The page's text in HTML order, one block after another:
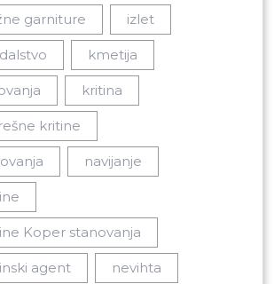
garniture izlet
kmetija
kritina
kritine
navijanje
Koper stanovanja
agent nevihta